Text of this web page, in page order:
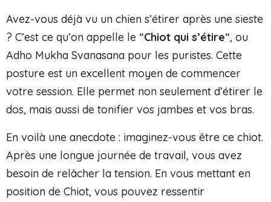
Avez-vous déjà vu un chien s’étirer après une sieste
? C’est ce qu’on appelle le “Chiot qui s’étire“, ou
Adho Mukha Svanasana pour les puristes. Cette
posture est un excellent moyen de commencer
votre session. Elle permet non seulement d’étirer le
dos, mais aussi de tonifier vos jambes et vos bras.
En voilà une anecdote : imaginez-vous être ce chiot.
Après une longue journée de travail, vous avez
besoin de relâcher la tension. En vous mettant en
position de Chiot, vous pouvez ressentir